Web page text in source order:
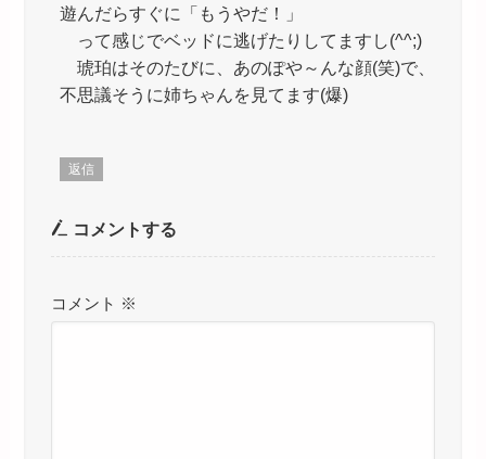
遊んだらすぐに「もうやだ！」
って感じでベッドに逃げたりしてますし(^^;)
琥珀はそのたびに、あのぽや～んな顔(笑)で、
不思議そうに姉ちゃんを見てます(爆)
返信
コメントする
コメント ※